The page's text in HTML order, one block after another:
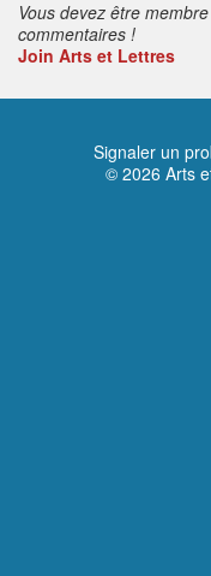
Vous devez être
commentaires !
Join Arts et Lettres
Signaler un
© 2026 Arts